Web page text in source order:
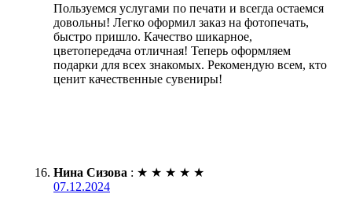
Пользуемся услугами по печати и всегда остаемся
довольны! Легко оформил заказ на фотопечать,
быстро пришло. Качество шикарное,
цветопередача отличная! Теперь оформляем
подарки для всех знакомых. Рекомендую всем, кто
ценит качественные сувениры!
Нина Сизова : ★ ★ ★ ★ ★
07.12.2024